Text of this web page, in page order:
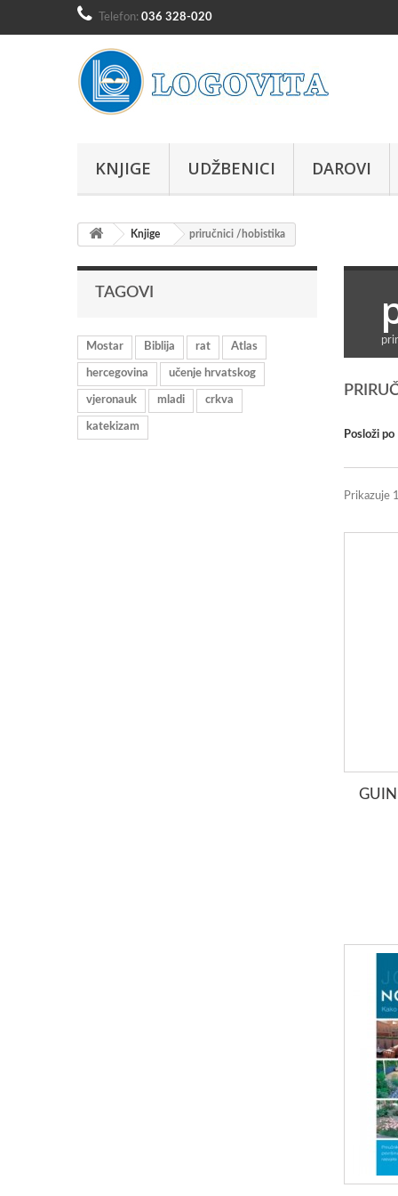
Telefon: 036 328-020
KNJIGE UDŽBENICI DAROVI
Knjige priručnici /hobistika
TAGOVI
Mostar Biblija rat Atlas
hercegovina učenje hrvatskog
vjeronauk mladi crkva
katekizam
Posloži po
Prikazuje